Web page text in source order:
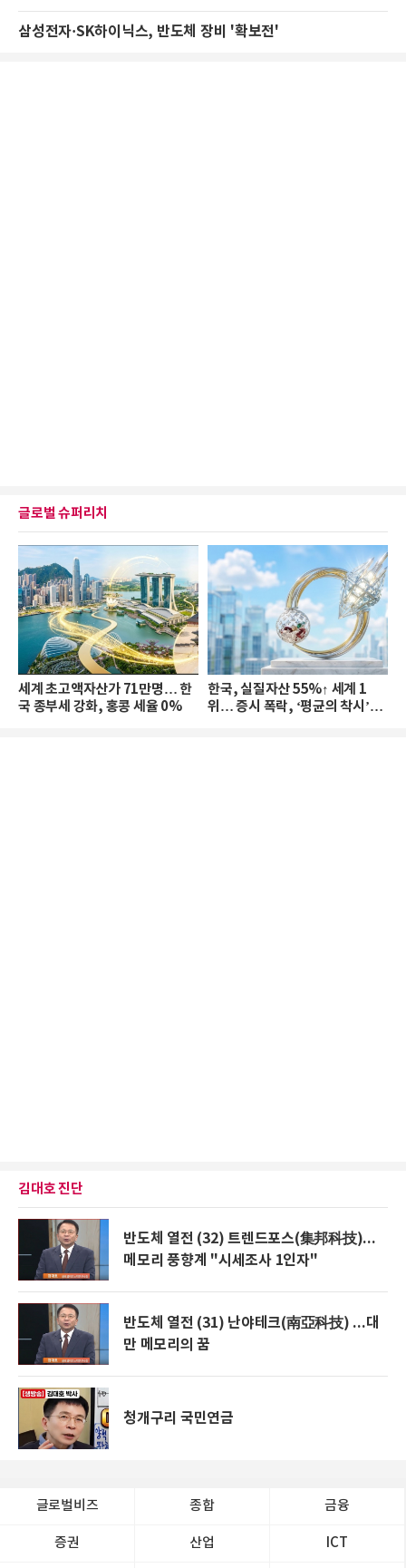
삼성전자·SK하이닉스, 반도체 장비 '확보전'
글로벌 슈퍼리치
세계 초고액자산가 71만명… 한
국 종부세 강화, 홍콩 세율 0%
한국, 실질자산 55%↑ 세계 1
위… 증시 폭락, ‘평균의 착시’와
김대호 진단
반도체 열전 (32) 트렌드포스(集邦科技)...
메모리 풍향계 "시세조사 1인자"
반도체 열전 (31) 난야테크(南亞科技) ...대
만 메모리의 꿈
청개구리 국민연금
글로벌비즈 종합 금융
증권 산업 ICT